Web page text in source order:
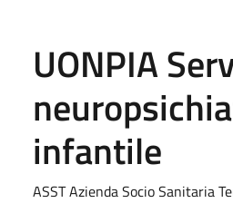
UONPIA
infantile
ASST Azienda Socio Sanitaria